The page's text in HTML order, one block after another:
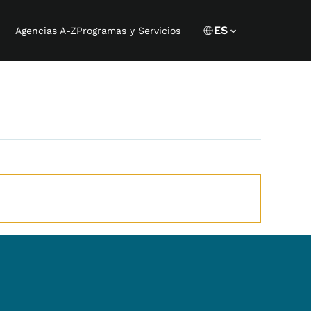
Agencias A-ZProgramas y ServiciosLanguage
CURRENT
ES